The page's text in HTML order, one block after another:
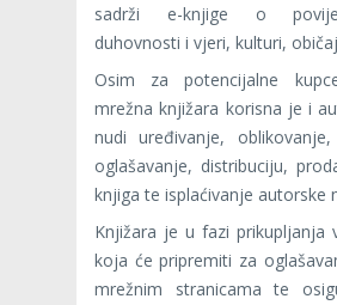
sadrži e-knjige o
duhovnosti i vjeri, kulturi,
Osim za potencijalne
mrežna knjižara korisna je i
nudi uređivanje, oblikovanje,
oglašavanje, distribuciju,
knjiga te isplaćivanje autorske
Knjižara je u fazi prikupljanja
koja će pripremiti za
mrežnim stranicama te